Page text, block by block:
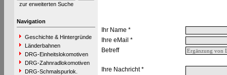
zur erweiterten Suche
Navigation
Geschichte & Hintergründe
Länderbahnen
DRG-Einheitslokomotiven
DRG-Zahnradlokomotiven
DRG-Schmalspurlok.
Ihr Name *
Ihre eMail *
Betreff
Ihre Nachricht *